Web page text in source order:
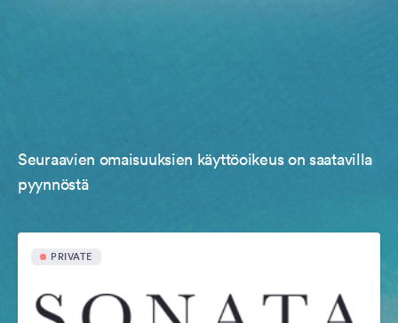
Seuraavien omaisuuksien käyttöoikeus on saatavilla
pyynnöstä
PRIVATE